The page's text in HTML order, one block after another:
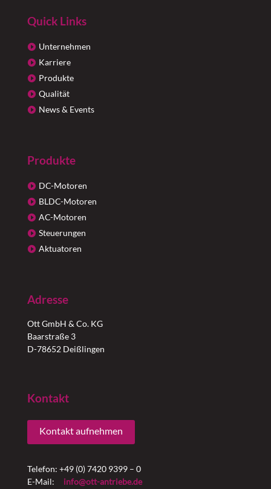
Quick Links
Unternehmen
Karriere
Produkte
Qualität
News & Events
Produkte
DC-Motoren
BLDC-Motoren
AC-Motoren
Steuerungen
Aktuatoren
Adresse
Ott GmbH & Co. KG
Baarstraße 3
D-78652 Deißlingen
Kontakt
Kontakt aufnehmen
Telefon: +49 (0) 7420 9399 – 0
E-Mail: info@ott-antriebe.de